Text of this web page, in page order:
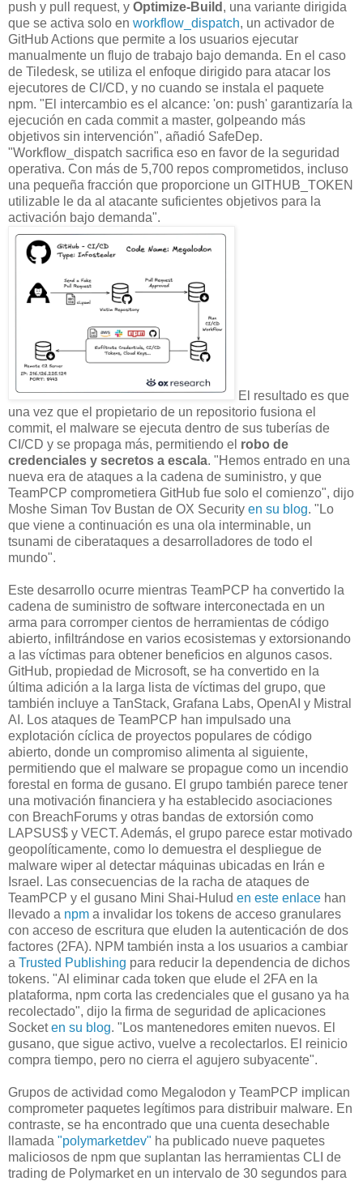
push y pull request, y Optimize-Build , una variante dirigida
que se activa solo en workflow_dispatch, un activador de
GitHub Actions que permite a los usuarios ejecutar
manualmente un flujo de trabajo bajo demanda. En el caso
de Tiledesk, se utiliza el enfoque dirigido para atacar los
ejecutores de CI/CD, y no cuando se instala el paquete
npm. "El intercambio es el alcance: 'on: push' garantizaría la
ejecución en cada commit a master, golpeando más
objetivos sin intervención", añadió SafeDep.
"Workflow_dispatch sacrifica eso en favor de la seguridad
operativa. Con más de 5,700 repos comprometidos, incluso
una pequeña fracción que proporcione un GITHUB_TOKEN
utilizable le da al atacante suficientes objetivos para la
activación bajo demanda".
El resultado es que
una vez que el propietario de un repositorio fusiona el
commit, el malware se ejecuta dentro de sus tuberías de
CI/CD y se propaga más, permitiendo el robo de
credenciales y secretos a escala. "Hemos entrado en una
nueva era de ataques a la cadena de suministro, y que
TeamPCP comprometiera GitHub fue solo el comienzo", dijo
Moshe Siman Tov Bustan de OX Security en su blog. "Lo
que viene a continuación es una ola interminable, un
tsunami de ciberataques a desarrolladores de todo el
mundo".
Este desarrollo ocurre mientras TeamPCP ha convertido la
cadena de suministro de software interconectada en un
arma para corromper cientos de herramientas de código
abierto, infiltrándose en varios ecosistemas y extorsionando
a las víctimas para obtener beneficios en algunos casos.
GitHub, propiedad de Microsoft, se ha convertido en la
última adición a la larga lista de víctimas del grupo, que
también incluye a TanStack, Grafana Labs, OpenAI y Mistral
AI. Los ataques de TeamPCP han impulsado una
explotación cíclica de proyectos populares de código
abierto, donde un compromiso alimenta al siguiente,
permitiendo que el malware se propague como un incendio
forestal en forma de gusano. El grupo también parece tener
una motivación financiera y ha establecido asociaciones
con BreachForums y otras bandas de extorsión como
LAPSUS$ y VECT. Además, el grupo parece estar motivado
geopolíticamente, como lo demuestra el despliegue de
malware wiper al detectar máquinas ubicadas en Irán e
Israel. Las consecuencias de la racha de ataques de
TeamPCP y el gusano Mini Shai-Hulud en este enlace han
llevado a npm a invalidar los tokens de acceso granulares
con acceso de escritura que eluden la autenticación de dos
factores (2FA). NPM también insta a los usuarios a cambiar
a Trusted Publishing para reducir la dependencia de dichos
tokens. "Al eliminar cada token que elude el 2FA en la
plataforma, npm corta las credenciales que el gusano ya ha
recolectado", dijo la firma de seguridad de aplicaciones
Socketen su blog. "Los mantenedores emiten nuevos. El
gusano, que sigue activo, vuelve a recolectarlos. El reinicio
compra tiempo, pero no cierra el agujero subyacente".
Grupos de actividad como Megalodon y TeamPCP implican
comprometer paquetes legítimos para distribuir malware. En
contraste, se ha encontrado que una cuenta desechable
llamada "polymarketdev" ha publicado nueve paquetes
maliciosos de npm que suplantan las herramientas CLI de
trading de Polymarket en un intervalo de 30 segundos para